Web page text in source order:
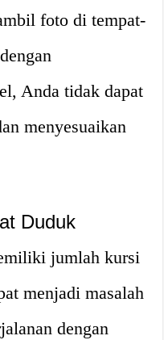
foto di tempat-
Anda tidak dapat
menyesuaikan
Duduk
jumlah kursi
menjadi masalah
dengan